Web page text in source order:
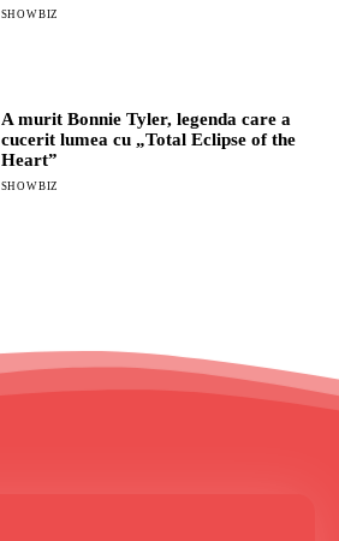
SHOWBIZ
A murit Bonnie Tyler, legenda care a
cucerit lumea cu „Total Eclipse of the
Heart”
SHOWBIZ